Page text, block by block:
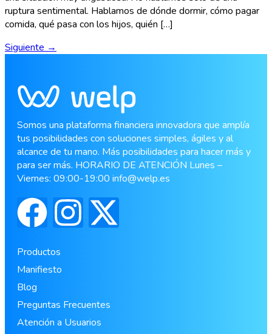
ruptura sentimental. Hablamos de dónde dormir, cómo pagar
comida, qué pasa con los hijos, quién […]
Siguiente →
Somos una plataforma financiera innovadora que amplía
tus posibilidades con soluciones simples, ágiles y al
alcance de tu mano. Más posibilidades para hacer más y
para ser más. HORARIO DE ATENCIÓN Lunes –
Viernes: 09:00-19:00 info@welp.es
Productos
Manifiesto
Blog
Preguntas Frecuentes
Atención a Usuarios